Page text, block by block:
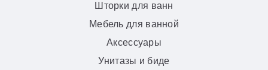
Шторки для ванн
Мебель для ванной
Аксессуары
Унитазы и биде